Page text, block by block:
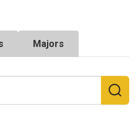
Majors